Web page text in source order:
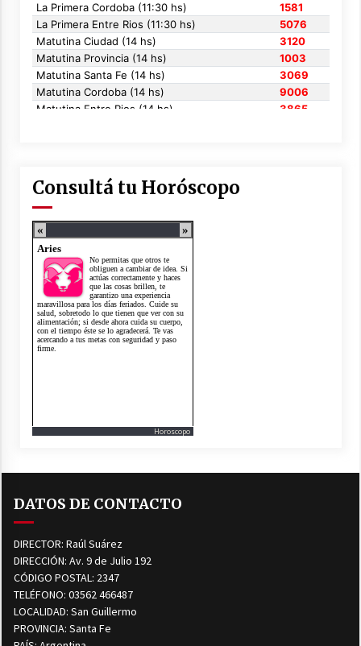
Consultá tu Horóscopo
Horoscopo
DATOS DE CONTACTO
DIRECTOR: Raúl Suárez
DIRECCIÓN: Av. 9 de Julio 192
CÓDIGO POSTAL: 2347
TELÉFONO: 03562 466487
LOCALIDAD: San Guillermo
PROVINCIA: Santa Fe